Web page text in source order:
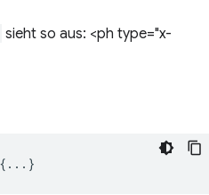
sieht so aus: <ph type="x-
{...}